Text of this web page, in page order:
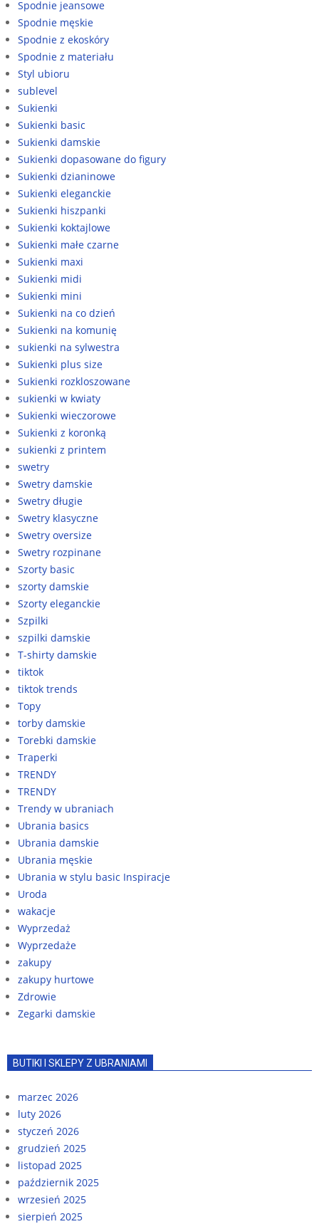
Spodnie jeansowe
Spodnie męskie
Spodnie z ekoskóry
Spodnie z materiału
Styl ubioru
sublevel
Sukienki
Sukienki basic
Sukienki damskie
Sukienki dopasowane do figury
Sukienki dzianinowe
Sukienki eleganckie
Sukienki hiszpanki
Sukienki koktajlowe
Sukienki małe czarne
Sukienki maxi
Sukienki midi
Sukienki mini
Sukienki na co dzień
Sukienki na komunię
sukienki na sylwestra
Sukienki plus size
Sukienki rozkloszowane
sukienki w kwiaty
Sukienki wieczorowe
Sukienki z koronką
sukienki z printem
swetry
Swetry damskie
Swetry długie
Swetry klasyczne
Swetry oversize
Swetry rozpinane
Szorty basic
szorty damskie
Szorty eleganckie
Szpilki
szpilki damskie
T-shirty damskie
tiktok
tiktok trends
Topy
torby damskie
Torebki damskie
Traperki
TRENDY
TRENDY
Trendy w ubraniach
Ubrania basics
Ubrania damskie
Ubrania męskie
Ubrania w stylu basic Inspiracje
Uroda
wakacje
Wyprzedaż
Wyprzedaże
zakupy
zakupy hurtowe
Zdrowie
Zegarki damskie
BUTIKI I SKLEPY Z UBRANIAMI
marzec 2026
luty 2026
styczeń 2026
grudzień 2025
listopad 2025
październik 2025
wrzesień 2025
sierpień 2025